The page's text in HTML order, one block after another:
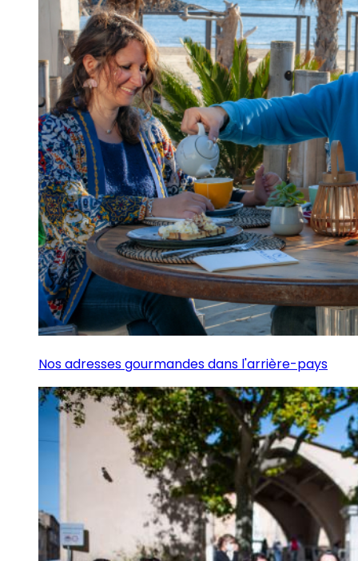
Nos adresses gourmandes dans l'arrière-pays